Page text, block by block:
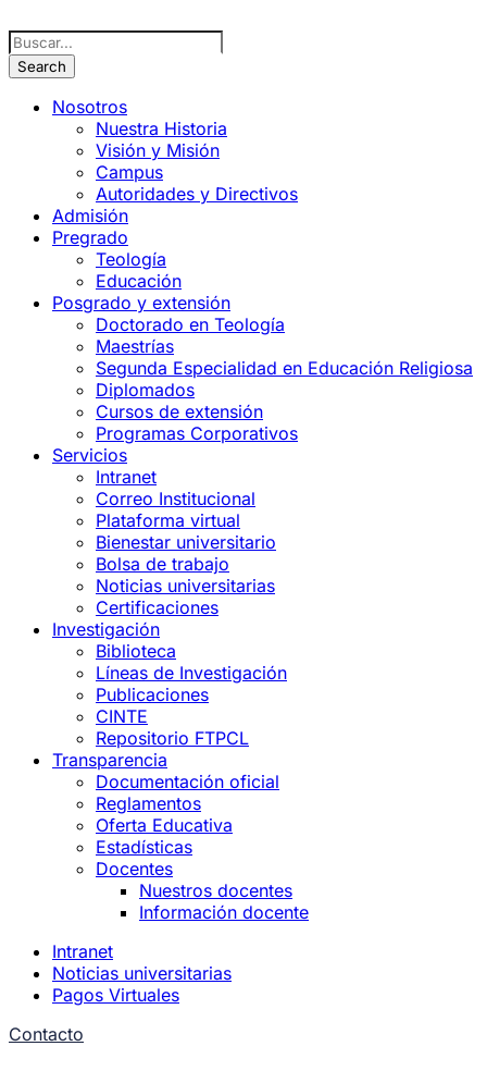
Nosotros
Nuestra Historia
Visión y Misión
Campus
Autoridades y Directivos
Admisión
Pregrado
Teología
Educación
Posgrado y extensión
Doctorado en Teología
Maestrías
Segunda Especialidad en Educación Religiosa
Diplomados
Cursos de extensión
Programas Corporativos
Servicios
Intranet
Correo Institucional
Plataforma virtual
Bienestar universitario
Bolsa de trabajo
Noticias universitarias
Certificaciones
Investigación
Biblioteca
Líneas de Investigación
Publicaciones
CINTE
Repositorio FTPCL
Transparencia
Documentación oficial
Reglamentos
Oferta Educativa
Estadísticas
Docentes
Nuestros docentes
Información docente
Intranet
Noticias universitarias
Pagos Virtuales
Contacto